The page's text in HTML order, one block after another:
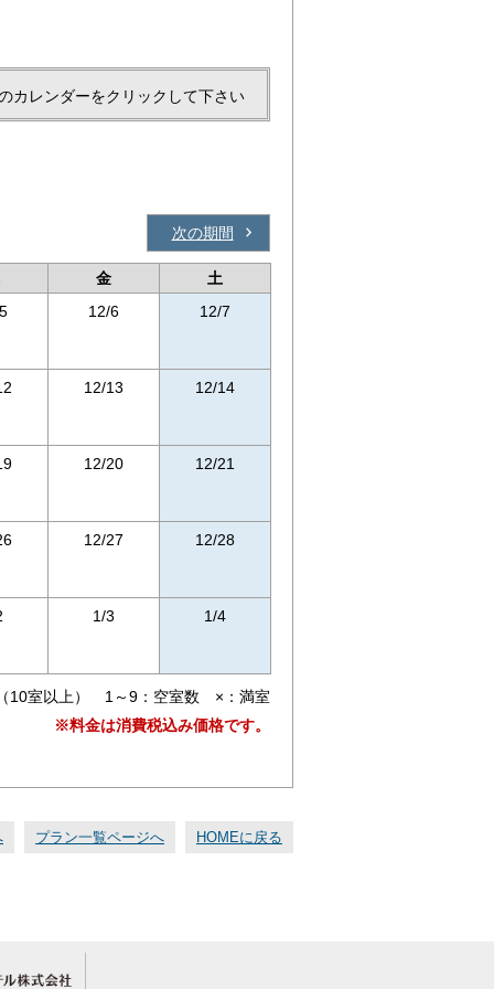
カレンダーをクリックして下さい
次の期間
金
土
12/6 12/7
12/13 12/14
12/20 12/21
12/27 12/28
1/3 1/4
10室以上） 1～9：空室数 ×：満室
※料金は消費税込み価格です。
プラン一覧ページへ HOMEに戻る